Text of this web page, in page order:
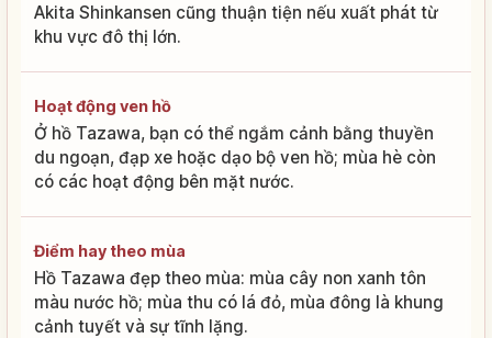
Akita Shinkansen cũng thuận tiện nếu xuất phát từ
khu vực đô thị lớn.
Hoạt động ven hồ
Ở hồ Tazawa, bạn có thể ngắm cảnh bằng thuyền
du ngoạn, đạp xe hoặc dạo bộ ven hồ; mùa hè còn
có các hoạt động bên mặt nước.
Điểm hay theo mùa
Hồ Tazawa đẹp theo mùa: mùa cây non xanh tôn
màu nước hồ; mùa thu có lá đỏ, mùa đông là khung
cảnh tuyết và sự tĩnh lặng.